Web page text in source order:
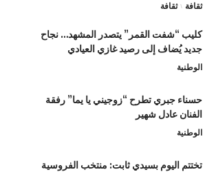
ثقافة ثقافة
كليب “شفت القمر” يتصدر المشهد… نجاح
جديد يُضاف إلى رصيد غازي العيادي
الوطنية
حسناء جبري تطرح “زوجيني يا يما” رفقة
الفنان عادل شهير
الوطنية
تختتم اليوم بسيدي ثابت: منتخب الفروسية